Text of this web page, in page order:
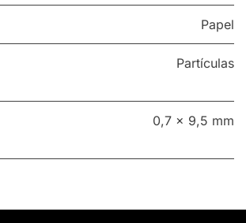
Papel
Partículas
0,7 x 9,5 mm